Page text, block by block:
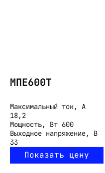
МПЕ600Т
Максимальный ток, А
18,2
Мощность, Вт 600
Выходное напряжение, В
33
Показать цену